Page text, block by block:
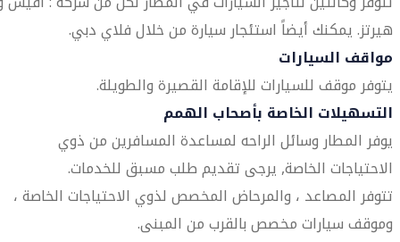
هيرتز. يمكنك أيضاً استئجار سيارة من خلال فلاي دبي.
مواقف السيارات
يتوفر موقف للسيارات للإقامة القصيرة والطويلة.
التسهيلات الخاصة بأصحاب الهمم
يوفر المطار وسائل الراحه لمساعدة المسافرين من ذوي
الاحتياجات الخاصة, يرجى تقديم طلب مسبق للخدمات.
تتوفر المصاعد ، والمرحاض المخصص لذوي الاحتياجات الخاصة ،
وموقف سيارات مخصص بالقرب من المبنى.